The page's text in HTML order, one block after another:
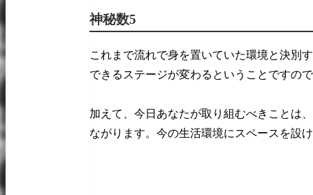
神秘数5
これまで流れで身を置いていた環境と決別
できるステージが変わるということですの
加えて、今日あなたが取り組むべきことは
ながります。今の生活環境にスペースを設